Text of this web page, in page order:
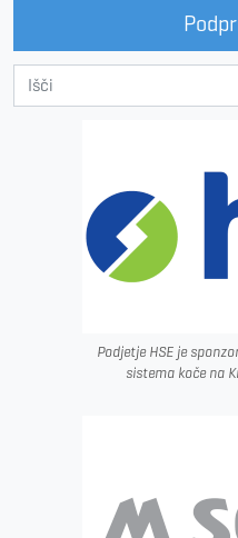
Podjetje HSE je
sistema koče na